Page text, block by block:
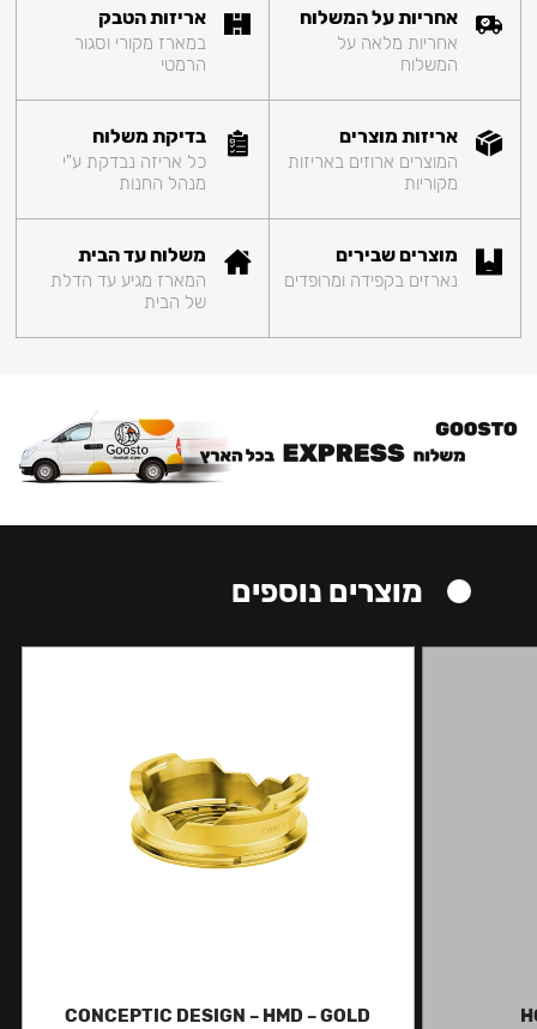
אחריות על המשלוח
אחריות מלאה על
המשלוח
אריזות הטבק
במארז מקורי וסגור
הרמטי
אריזות מוצרים
המוצרים ארוזים באריזות
מקוריות
בדיקת משלוח
כל אריזה נבדקת ע"י
מנהל החנות
מוצרים שבירים
נארזים בקפידה ומרופדים
משלוח עד הבית
המארז מגיע עד הדלת
של הבית
מוצרים נוספים
CONCEPTIC DESIGN – HMD – GOLD